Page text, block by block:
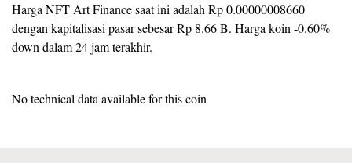
Harga NFT Art Finance saat ini adalah Rp 0.00000008660
dengan kapitalisasi pasar sebesar Rp 8.66 B. Harga koin -0.60%
down dalam 24 jam terakhir.
No technical data available for this coin